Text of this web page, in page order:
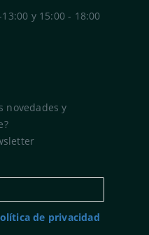
y 15:00 - 18:00
novedades y
de privacidad